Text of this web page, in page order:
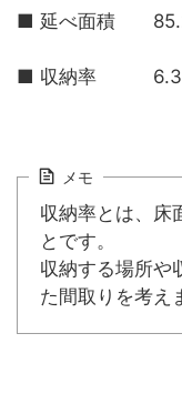
■ 延べ面積
■ 収納率 6.34
メモ
収納率とは、床
とです。
収納する場所や
た間取りを考え